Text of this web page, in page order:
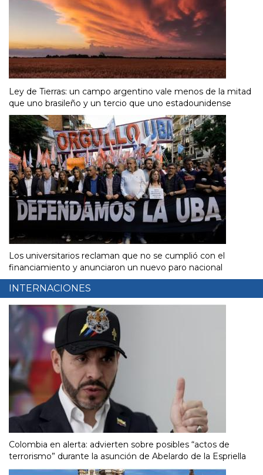
Ley de Tierras: un campo argentino vale menos de la mitad
que uno brasileño y un tercio que uno estadounidense
Los universitarios reclaman que no se cumplió con el
financiamiento y anunciaron un nuevo paro nacional
INTERNACIONES
Colombia en alerta: advierten sobre posibles “actos de
terrorismo” durante la asunción de Abelardo de la Espriella